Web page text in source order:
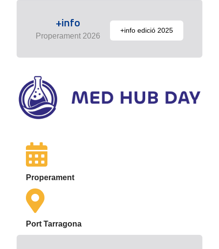
+info
Properament 2026
+info edició 2025
Properament
Port Tarragona